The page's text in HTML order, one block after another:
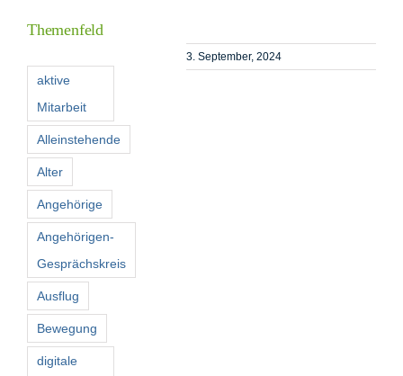
Förderer
3. September, 2024
Themenfeld
aktive
Mitarbeit
Alleinstehende
Alter
Angehörige
Angehörigen-
Gesprächskreis
Ausflug
Bewegung
digitale